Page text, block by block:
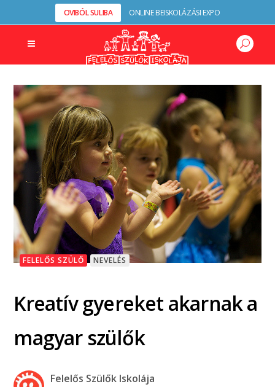
OVIBÓL SULIBA ONLINE BEISKOLÁZÁSI EXPO
FELELŐS SZÜLŐ NEVELÉS
Kreatív gyereket akarnak a
magyar szülők
Felelős Szülők Iskolája